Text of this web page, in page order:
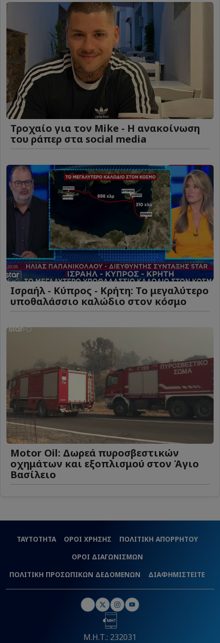
Τροχαίο για τον Mike - Η ανακοίνωση
του ράπερ στα social media
Ισραήλ - Κύπρος - Κρήτη: Το μεγαλύτερο
υποθαλάσσιο καλώδιο στον κόσμο
Motor Oil: Δωρεά πυροσβεστικών
οχημάτων και εξοπλισμού στον Άγιο
Βασίλειο
ΤΑΥΤΟΤΗΤΑ ΟΡΟΙ ΧΡΗΣΗΣ
ΠΟΛΙΤΙΚΗ ΑΠΟΡΡΗΤΟΥ
ΟΡΟΙ ΔΙΑΓΩΝΙΣΜΩΝ
ΠΟΛΙΤΙΚΗ ΠΡΟΣΩΠΙΚΩΝ ΔΕΔΟΜΕΝΩΝ
ΔΙΑΦΗΜΙΣΤΕΙΤΕ
Μ.Η.Τ.: 232031